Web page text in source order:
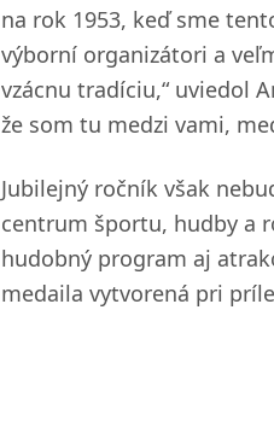
na rok 1953, keď sme
výborní organizátori a
vzácnu tradíciu,“ uviedol
že som tu medzi vami,
Jubilejný ročník však
centrum športu, hudby a
hudobný program aj
medaila vytvorená pri